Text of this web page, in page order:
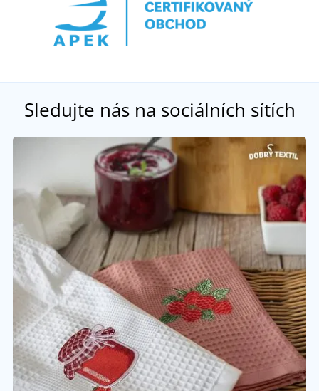
Sledujte nás na sociálních sítích